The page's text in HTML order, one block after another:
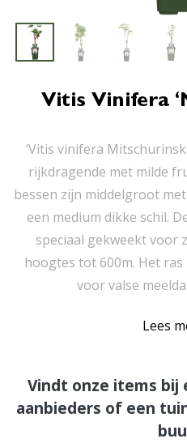
Vitis Vinifera
‘Vitis vinifera
rijkdragende met milde
bessen zijn middelgroot
een medium dikke schil.
speciaal gekweekt voor
hoogtes tot 600m. Het
voor valse
Lees
Vindt onze items bij
aanbieders of een